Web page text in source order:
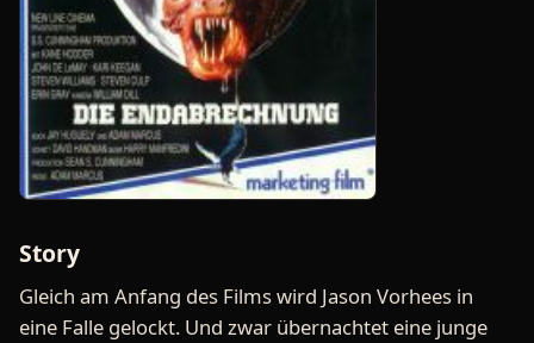
Story
Gleich am Anfang des Films wird Jason Vorhees in
eine Falle gelockt. Und zwar übernachtet eine junge